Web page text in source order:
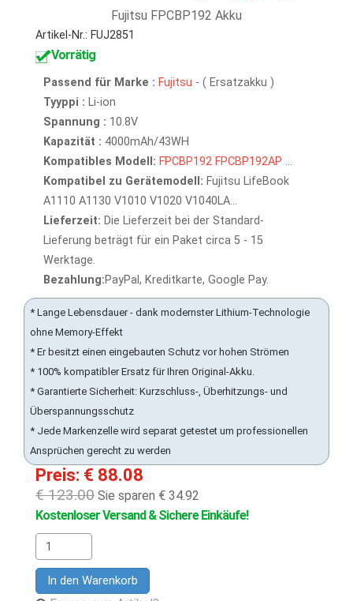
Fujitsu FPCBP192 Akku
Artikel-Nr.: FUJ2851
Vorrätig
Passend für Marke : Fujitsu - ( Ersatzakku )
Tyyppi : Li-ion
Spannung : 10.8V
Kapazität : 4000mAh/43WH
Kompatibles Modell: FPCBP192 FPCBP192AP ...
Kompatibel zu Gerätemodell: Fujitsu LifeBook
A1110 A1130 V1010 V1020 V1040LA...
Lieferzeit: Die Lieferzeit bei der Standard-
Lieferung beträgt für ein Paket circa 5 - 15
Werktage.
Bezahlung:PayPal, Kreditkarte, Google Pay.
* Lange Lebensdauer - dank modernster Lithium-Technologie
ohne Memory-Effekt
* Er besitzt einen eingebauten Schutz vor hohen Strömen
* 100% kompatibler Ersatz für Ihren Original-Akku.
* Garantierte Sicherheit: Kurzschluss-, Überhitzungs- und
Überspannungsschutz
* Jede Markenzelle wird separat getestet um professionellen
Ansprüchen gerecht zu werden
Preis: € 88.08
€ 123.00 Sie sparen € 34.92
Kostenloser Versand & Sichere Einkäufe!
In den Warenkorb